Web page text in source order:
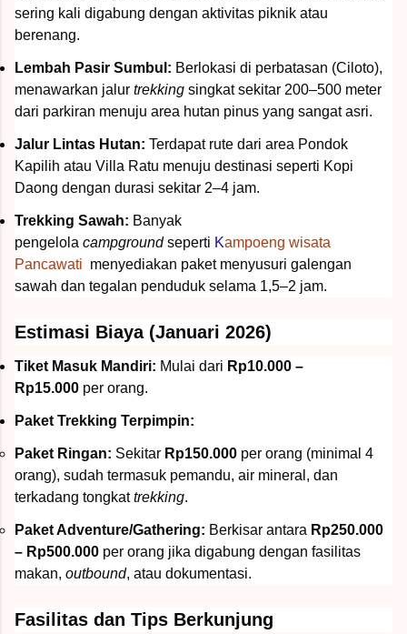
sering kali digabung dengan aktivitas piknik atau
berenang.
Lembah Pasir Sumbul: Berlokasi di perbatasan (Ciloto),
menawarkan jalur trekking singkat sekitar 200–500 meter
dari parkiran menuju area hutan pinus yang sangat asri.
Jalur Lintas Hutan: Terdapat rute dari area Pondok
Kapilih atau Villa Ratu menuju destinasi seperti Kopi
Daong dengan durasi sekitar 2–4 jam.
Trekking Sawah: Banyak
pengelola campgroundseperti Kampoeng wisata
Pancawati menyediakan paket menyusuri galengan
sawah dan tegalan penduduk selama 1,5–2 jam.
Estimasi Biaya (Januari 2026)
Tiket Masuk Mandiri: Mulai dari Rp10.000 –
Rp15.000 per orang.
Paket Trekking Terpimpin:
Paket Ringan: Sekitar Rp150.000 per orang (minimal 4
orang), sudah termasuk pemandu, air mineral, dan
terkadang tongkattrekking.
Paket Adventure/Gathering: Berkisar antara Rp250.000
– Rp500.000 per orang jika digabung dengan fasilitas
makan, outbound, atau dokumentasi.
Fasilitas dan Tips Berkunjung